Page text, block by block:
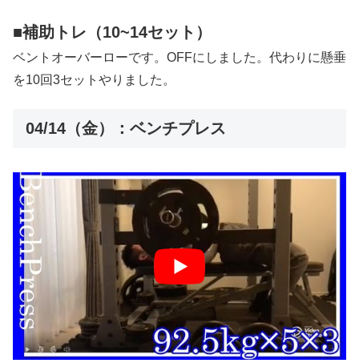
■補助トレ（10~14セット）
ベントオーバーローです。OFFにしました。代わりに懸垂
を10回3セットやりました。
04/14（金）：ベンチプレス